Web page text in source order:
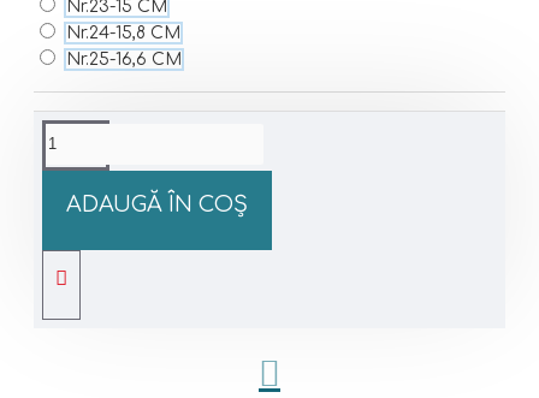
Nr.23-15 CM
Nr.24-15,8 CM
Nr.25-16,6 CM
ADAUGĂ ÎN COŞ